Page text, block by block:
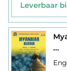
Leverbaar
...